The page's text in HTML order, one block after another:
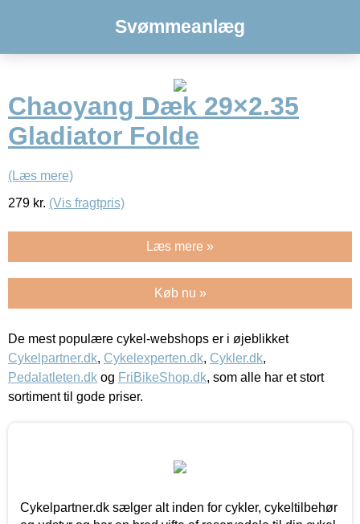
Svømmeanlæg
Chaoyang Dæk 29×2.35
Gladiator Folde
(Læs mere)
279 kr. (Vis fragtpris)
Læs mere »
Køb nu »
De mest populære cykel-webshops er i øjeblikket
Cykelpartner.dk, Cykelexperten.dk, Cykler.dk,
Pedalatleten.dk og FriBikeShop.dk, som alle har et stort
sortiment til gode priser.
Cykelpartner.dk sælger alt inden for cykler, cykeltilbehør